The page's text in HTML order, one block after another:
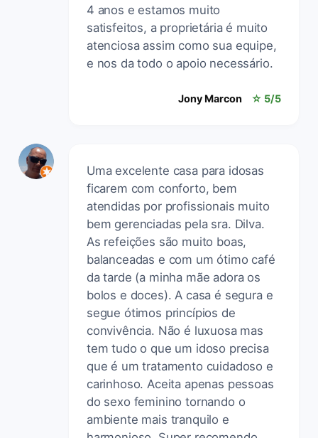
4 anos e estamos muito
satisfeitos, a proprietária é muito
atenciosa assim como sua equipe,
e nos da todo o apoio necessário.
Jony Marcon ☆ 5/5
Uma excelente casa para idosas
ficarem com conforto, bem
atendidas por profissionais muito
bem gerenciadas pela sra. Dilva.
As refeições são muito boas,
balanceadas e com um ótimo café
da tarde (a minha mãe adora os
bolos e doces). A casa é segura e
segue ótimos princípios de
convivência. Não é luxuosa mas
tem tudo o que um idoso precisa
que é um tratamento cuidadoso e
carinhoso. Aceita apenas pessoas
do sexo feminino tornando o
ambiente mais tranquilo e